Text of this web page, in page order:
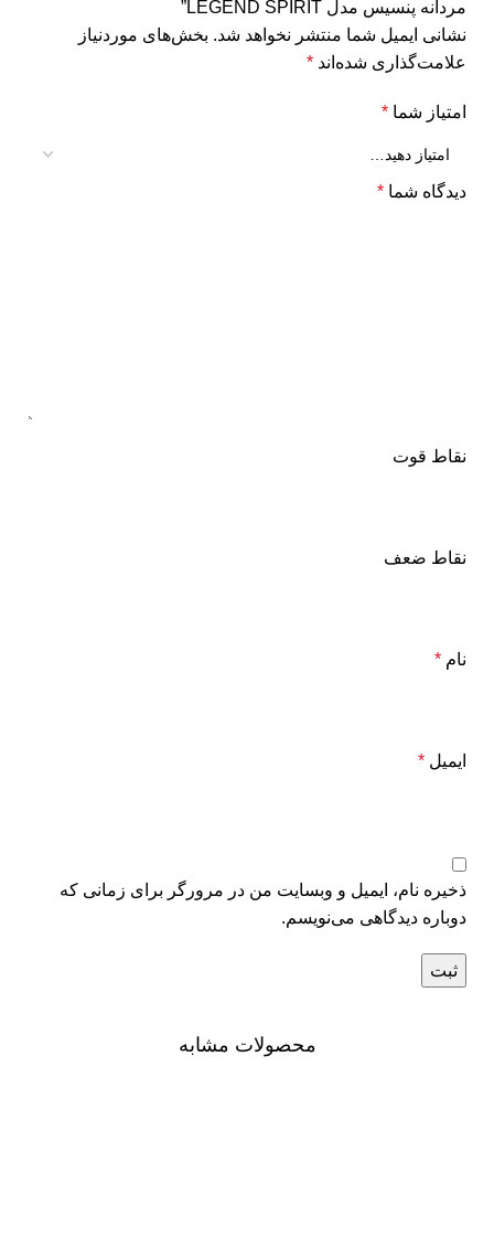
مردانه پنسیس مدل LEGEND SPIRIT”
نشانی ایمیل شما منتشر نخواهد شد. بخش‌های موردنیاز
علامت‌گذاری شده‌اند *
امتیاز شما *
دیدگاه شما *
نقاط قوت
نقاط ضعف
نام *
ایمیل *
ذخیره نام، ایمیل و وبسایت من در مرورگر برای زمانی که
دوباره دیدگاهی می‌نویسم.
محصولات مشابه